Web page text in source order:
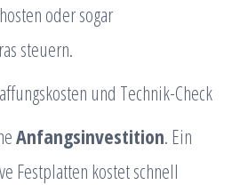
oder sogar
steuern.
und Technik-Check
Anfangsinvestition. Ein
Festplatten kostet schnell